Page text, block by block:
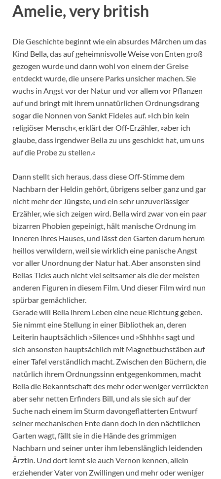
Amelie, very british
Die Geschichte beginnt wie ein absurdes Märchen um das
Kind Bella, das auf geheimnisvolle Weise von Enten groß
gezogen wurde und dann wohl von einem der Greise
entdeckt wurde, die unsere Parks unsicher machen. Sie
wuchs in Angst vor der Natur und vor allem vor Pflanzen
auf und bringt mit ihrem unnatürlichen Ordnungsdrang
sogar die Nonnen von Sankt Fideles auf. »Ich bin kein
religiöser Mensch«, erklärt der Off-Erzähler, »aber ich
glaube, dass irgendwer Bella zu uns geschickt hat, um uns
auf die Probe zu stellen.«
Dann stellt sich heraus, dass diese Off-Stimme dem
Nachbarn der Heldin gehört, übrigens selber ganz und gar
nicht mehr der Jüngste, und ein sehr unzuverlässiger
Erzähler, wie sich zeigen wird. Bella wird zwar von ein paar
bizarren Phobien gepeinigt, hält manische Ordnung im
Inneren ihres Hauses, und lässt den Garten darum herum
heillos verwildern, weil sie wirklich eine panische Angst
vor aller Unordnung der Natur hat. Aber ansonsten sind
Bellas Ticks auch nicht viel seltsamer als die der meisten
anderen Figuren in diesem Film. Und dieser Film wird nun
spürbar gemächlicher.
Gerade will Bella ihrem Leben eine neue Richtung geben.
Sie nimmt eine Stellung in einer Bibliothek an, deren
Leiterin hauptsächlich »Silence« und »Shhhh« sagt und
sich ansonsten hauptsächlich mit Magnetbuchstäben auf
einer Tafel verständlich macht. Zwischen den Büchern, die
natürlich ihrem Ordnungssinn entgegenkommen, macht
Bella die Bekanntschaft des mehr oder weniger verrückten
aber sehr netten Erfinders Bill, und als sie sich auf der
Suche nach einem im Sturm davongeflatterten Entwurf
seiner mechanischen Ente dann doch in den nächtlichen
Garten wagt, fällt sie in die Hände des grimmigen
Nachbarn und seiner unter ihm lebenslänglich leidenden
Ärztin. Und dort lernt sie auch Vernon kennen, allein
erziehender Vater von Zwillingen und mehr oder weniger